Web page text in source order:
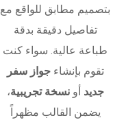
بتصميم مطابق للواقع مع
تفاصيل دقيقة بدقة
طباعة عالية. سواء كنت
تقوم بإنشاءجواز سفر
جديد أونسخة تجريبية،
يضمن القالب مظهراً